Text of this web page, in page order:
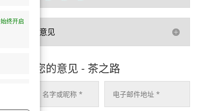
始终开启
您的意见
发表您的意见 - 茶之路